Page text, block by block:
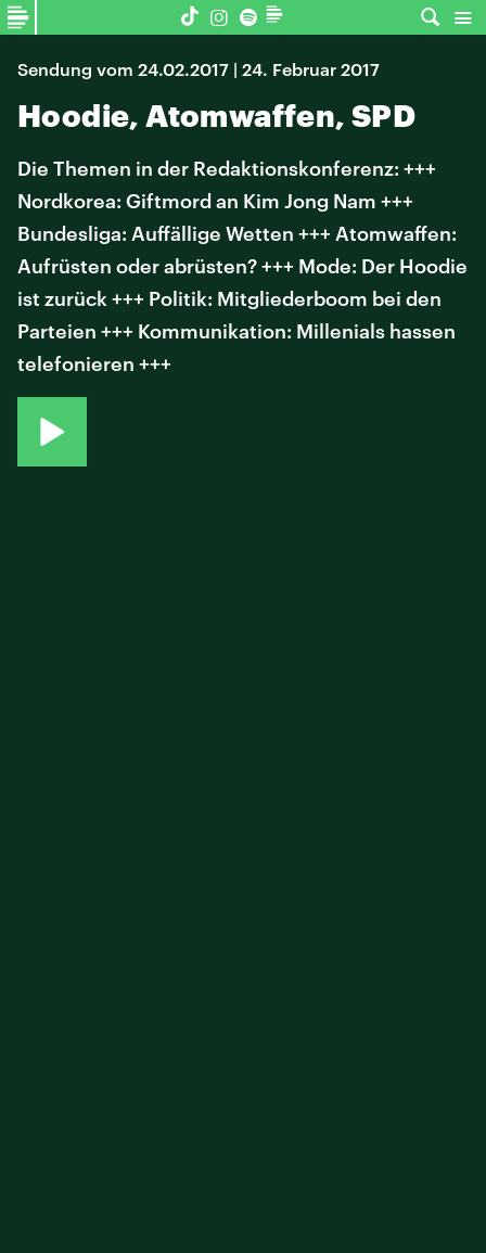
Sendung vom 24.02.2017 | 24. Februar 2017
Hoodie, Atomwaffen, SPD
Die Themen in der Redaktionskonferenz: +++
Nordkorea: Giftmord an Kim Jong Nam +++
Bundesliga: Auffällige Wetten +++ Atomwaffen:
Aufrüsten oder abrüsten? +++ Mode: Der Hoodie
ist zurück +++ Politik: Mitgliederboom bei den
Parteien +++ Kommunikation: Millenials hassen
telefonieren +++